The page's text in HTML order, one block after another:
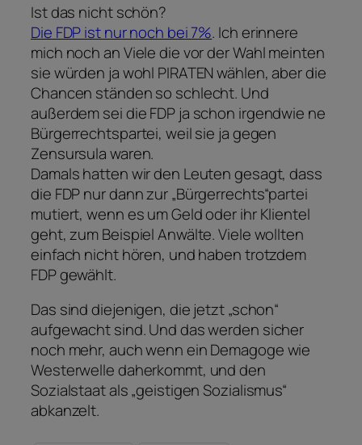
Ist das nicht schön?
Die FDP ist nur noch bei 7%. Ich erinnere
mich noch an Viele die vor der Wahl meinten
sie würden ja wohl PIRATEN wählen, aber die
Chancen ständen so schlecht. Und
außerdem sei die FDP ja schon irgendwie ne
Bürgerrechtspartei, weil sie ja gegen
Zensursula waren.
Damals hatten wir den Leuten gesagt, dass
die FDP nur dann zur „Bürgerrechts“partei
mutiert, wenn es um Geld oder ihr Klientel
geht, zum Beispiel Anwälte. Viele wollten
einfach nicht hören, und haben trotzdem
FDP gewählt.
Das sind diejenigen, die jetzt „schon“
aufgewacht sind. Und das werden sicher
noch mehr, auch wenn ein Demagoge wie
Westerwelle daherkommt, und den
Sozialstaat als „geistigen Sozialismus“
abkanzelt.